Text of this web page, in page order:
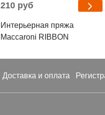
210 руб
Интерьерная пряжа
Maccaroni RIBBON
Доставка и оплата